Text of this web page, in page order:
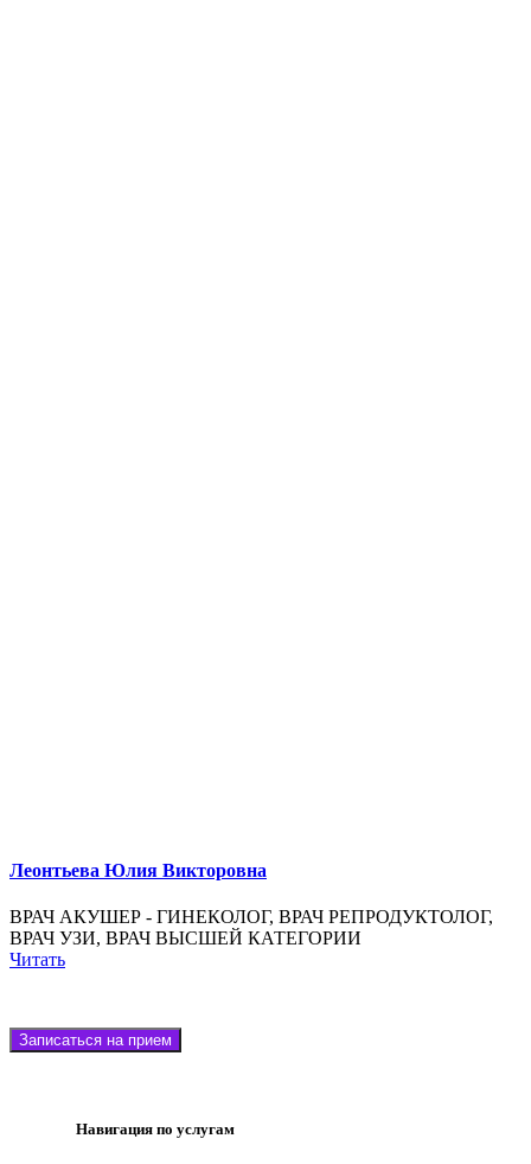
Леонтьева Юлия Викторовна
ВРАЧ АКУШЕР - ГИНЕКОЛОГ, ВРАЧ РЕПРОДУКТОЛОГ,
ВРАЧ УЗИ, ВРАЧ ВЫСШЕЙ КАТЕГОРИИ
Читать
Записаться на прием
Навигация по услугам